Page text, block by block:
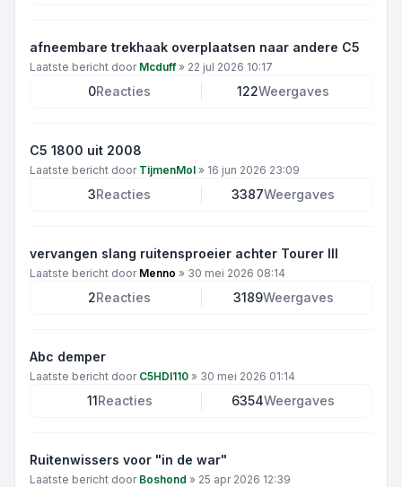
afneembare trekhaak overplaatsen naar andere C5
Laatste bericht door Mcduff» 22 jul 2026 10:17
0Reacties 122Weergaves
C5 1800 uit 2008
Laatste bericht door TijmenMol » 16 jun 2026 23:09
3Reacties 3387Weergaves
vervangen slang ruitensproeier achter Tourer III
Laatste bericht door Menno » 30 mei 2026 08:14
2Reacties 3189Weergaves
Abc demper
Laatste bericht door C5HDI110 » 30 mei 2026 01:14
11Reacties 6354Weergaves
Ruitenwissers voor "in de war"
Laatste bericht door Boshond » 25 apr 2026 12:39